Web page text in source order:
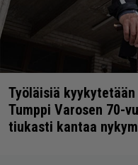
Työläisiä
Tumppi Varosen 70-
tiukasti kantaa